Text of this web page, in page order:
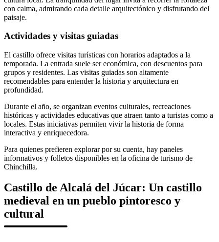
con calma, admirando cada detalle arquitectónico y disfrutando del
paisaje.
Actividades y visitas guiadas
El castillo ofrece visitas turísticas con horarios adaptados a la
temporada. La entrada suele ser económica, con descuentos para
grupos y residentes. Las visitas guiadas son altamente
recomendables para entender la historia y arquitectura en
profundidad.
Durante el año, se organizan eventos culturales, recreaciones
históricas y actividades educativas que atraen tanto a turistas como a
locales. Estas iniciativas permiten vivir la historia de forma
interactiva y enriquecedora.
Para quienes prefieren explorar por su cuenta, hay paneles
informativos y folletos disponibles en la oficina de turismo de
Chinchilla.
Castillo de Alcalá del Júcar: Un castillo
medieval en un pueblo pintoresco y
cultural